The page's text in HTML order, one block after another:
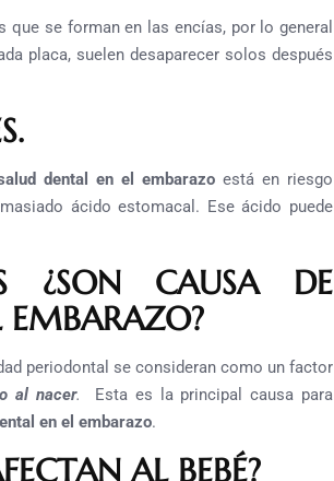
que se forman en las encías, por lo general
placa, suelen desaparecer solos después
.
dental en el embarazoestá en riesgo
ácido estomacal. Ese ácido puede
¿SON CAUSA DE
EMBARAZO?
periodontal se consideran como un factor
al nacer. Esta es la principal causa para
en el embarazo.
AL BEBÉ?